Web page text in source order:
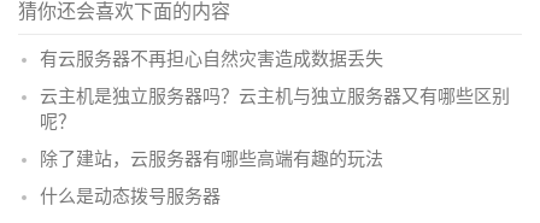
猜你还会喜欢下面的内容
有云服务器不再担心自然灾害造成数据丢失
云主机是独立服务器吗？云主机与独立服务器又有哪些区别
呢？
除了建站，云服务器有哪些高端有趣的玩法
什么是动态拨号服务器